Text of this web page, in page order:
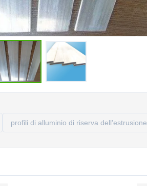
profili di alluminio di riserva dell'estrusione